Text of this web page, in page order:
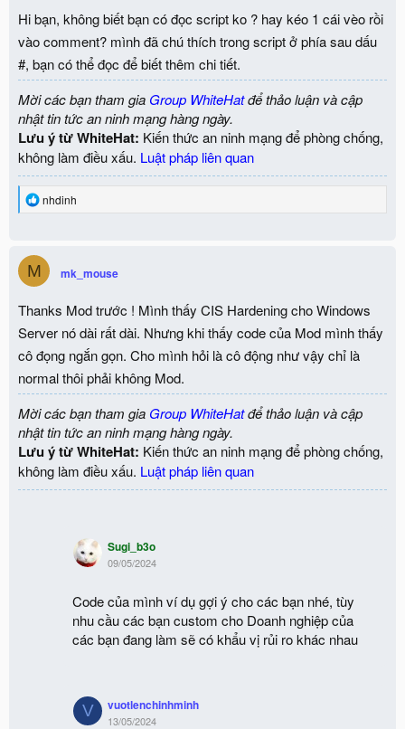
Hi bạn, không biết bạn có đọc script ko ? hay kéo 1 cái vèo rồi
vào comment? mình đã chú thích trong script ở phía sau dấu
#, bạn có thể đọc để biết thêm chi tiết.
Mời các bạn tham gia Group WhiteHatđể thảo luận và cập
nhật tin tức an ninh mạng hàng ngày.
Lưu ý từ WhiteHat: Kiến thức an ninh mạng để phòng chống,
không làm điều xấu. Luật pháp liên quan
R
t
o
s
:
nhdinh
M mk_mouse
Thanks Mod trước ! Mình thấy CIS Hardening cho Windows
Server nó dài rất dài. Nhưng khi thấy code của Mod mình thấy
cô đọng ngắn gọn. Cho mình hỏi là cô động như vậy chỉ là
normal thôi phải không Mod.
Mời các bạn tham gia Group WhiteHatđể thảo luận và cập
nhật tin tức an ninh mạng hàng ngày.
Lưu ý từ WhiteHat: Kiến thức an ninh mạng để phòng chống,
không làm điều xấu. Luật pháp liên quan
Sugi_b3o
09/05/2024
Code của mình ví dụ gợi ý cho các bạn nhé, tùy
nhu cầu các bạn custom cho Doanh nghiệp của
các bạn đang làm sẽ có khẩu vị rủi ro khác nhau
V vuotlenchinhminh
13/05/2024